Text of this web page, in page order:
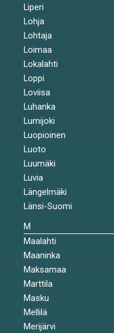
Liperi
Lohja
Lohtaja
Loimaa
Lokalahti
Loppi
Loviisa
Luhanka
Lumijoki
Luopioinen
Luoto
Luumäki
Luvia
Längelmäki
Länsi-Suomi
M
Maalahti
Maaninka
Maksamaa
Marttila
Masku
Mellilä
Merijärvi